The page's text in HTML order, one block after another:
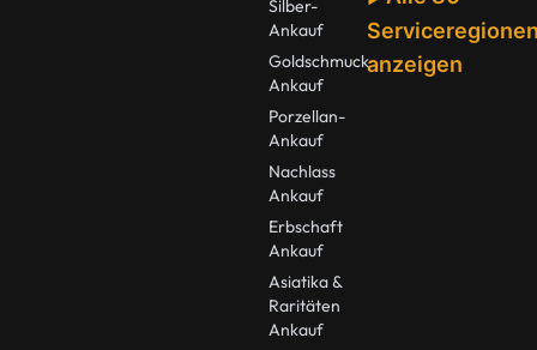
Silber-
Ankauf
Goldschmuck
Ankauf
Porzellan-
Ankauf
Nachlass
Ankauf
Erbschaft
Ankauf
Asiatika &
Raritäten
Ankauf
anzeigen